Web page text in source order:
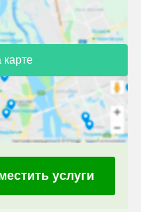
карте
услуги